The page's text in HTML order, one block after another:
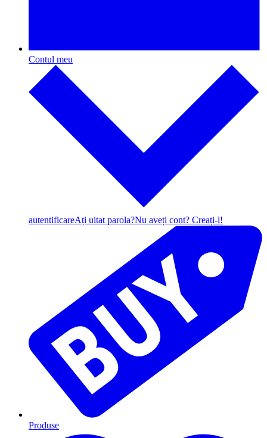
Contul meu
autentificareAți uitat parola?Nu aveți cont? Creați-l!
Produse